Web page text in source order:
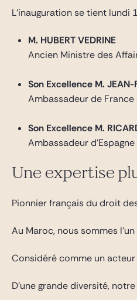
Contact
L’inauguration se tient
M. HUBERT VEDRINE
Ancien Ministre des
Son Excellence M. JEAN-
Ambassadeur de
Son Excellence M.
Ambassadeur
Une expertise
Pionnier français du droit
Au Maroc, nous sommes
Considéré comme un
D’une grande diversité,